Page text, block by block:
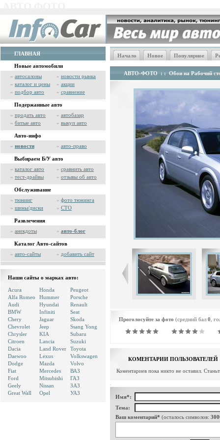
ГЛАВНАЯ
Новые автомобили
» автосалоны » новости рынка
» каталог и цены » акции
» подбор авто » сравнение
Подержанные авто
» продать авто » автобазар
» битые авто » выкуп авто
Авто-инфо
» новости » авто-право
Выбираем Б/У авто
» каталог авто » сравнить авто
» тест-драйвы » отзывы об авто
Обслуживание
» тюнинг » фото тюнинга
» шины/диски » СТО
Развлечения
» анекдоты » авто-блог
Каталог Авто-сайтов
» авто-сайты » добавить сайт
Наши сайты о марках авто:
Acura
Alfa Romeo
Audi
BMW
Chery
Chevrolet
Chrysler
Citroen
Dacia
Daewoo
Dodge
Fiat
Ford
Geely
Great Wall
Honda
Hummer
Hyundai
Infiniti
Jaguar
Jeep
KIA
Lancia
Land Rover
Lexus
Mazda
Mercedes
Mitsubishi
Nissan
Opel
Peugeot
Porsche
Renault
Seat
Skoda
Ssang Yong
Subaru
Suzuki
Toyota
Volkswagen
Volvo
ВАЗ
ГАЗ
ЗАЗ
УАЗ
Начало Новое Популярное
АВТО-ФОТО : : Обои на Рабочий
Проголосуйте за фото (средний бал 0 ,
КОМЕНТАРИИ ПОЛЬЗОВАТЕЛЕЙ
Коментариев пока никто не оставил.
Имя*:
Тема:
Ваш коментарий* (осталось символов: